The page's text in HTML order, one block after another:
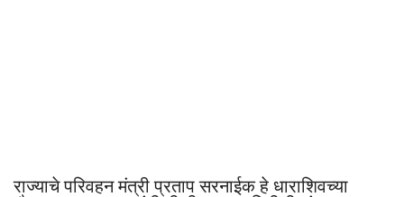
राज्याचे परिवहन मंत्री प्रताप सरनाईक हे धाराशिवच्या